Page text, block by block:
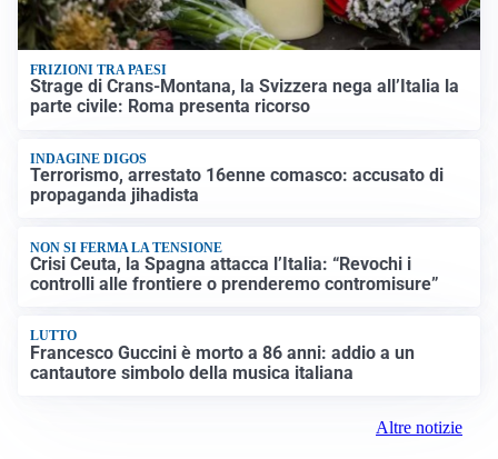
FRIZIONI TRA PAESI
Strage di Crans-Montana, la Svizzera nega all’Italia la
parte civile: Roma presenta ricorso
INDAGINE DIGOS
Terrorismo, arrestato 16enne comasco: accusato di
propaganda jihadista
NON SI FERMA LA TENSIONE
Crisi Ceuta, la Spagna attacca l’Italia: “Revochi i
controlli alle frontiere o prenderemo contromisure”
LUTTO
Francesco Guccini è morto a 86 anni: addio a un
cantautore simbolo della musica italiana
Altre notizie